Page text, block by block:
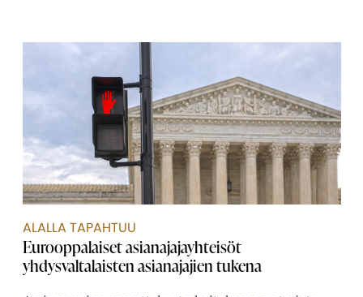
ALALLA TAPAHTUU
Eurooppalaiset asianajaja­yhteisöt
yhdysvaltalaisten asianajajien tukena